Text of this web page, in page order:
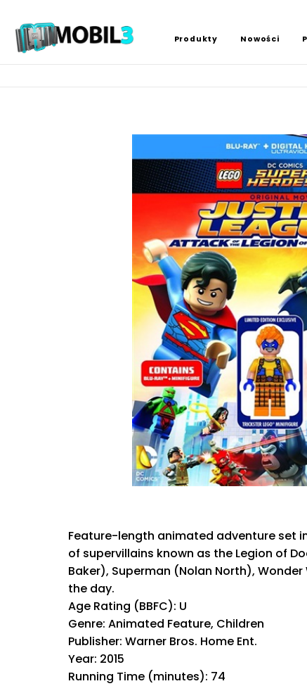
Produkty Nowości
Feature-length animated adventure set
of supervillains known as the Legion of
Baker), Superman (Nolan North),
the day.
Age Rating (BBFC): U
Genre: Animated Feature, Children
Publisher: Warner Bros. Home Ent.
Year: 2015
Running Time (minutes): 74